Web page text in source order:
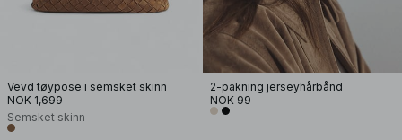
Vevd tøypose i semsket skinn
NOK 1,699
Semsket skinn
2-pakning jerseyhårbånd
NOK 99